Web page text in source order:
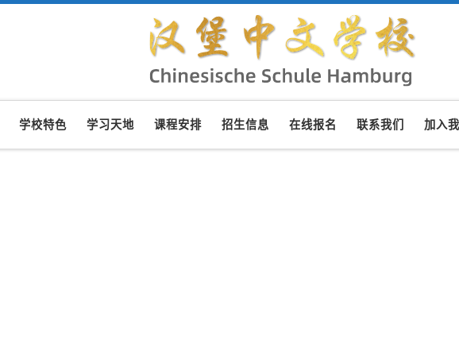
学校特色 学习天地 课程安排 招生信息 在线报名 联系我们 加入